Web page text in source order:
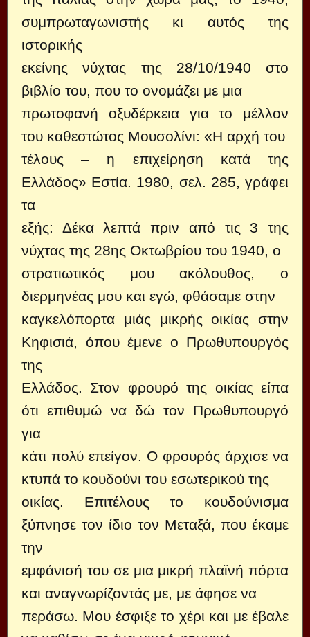
συμπρωταγωνιστής κι αυτός της
ιστορικής
εκείνης νύχτας της 28/10/1940 στο
βιβλίο του, που το ονομάζει με μια
πρωτοφανή οξυδέρκεια για το μέλλον
του καθεστώτος Μουσολίνι: «Η αρχή του
τέλους – η επιχείρηση κατά της
Ελλάδος» Εστία. 1980, σελ. 285, γράφει
τα
εξής: Δέκα λεπτά πριν από τις 3 της
νύχτας της 28ης Οκτωβρίου του 1940, ο
στρατιωτικός μου ακόλουθος, ο
διερμηνέας μου και εγώ, φθάσαμε στην
καγκελόπορτα μιάς μικρής οικίας στην
Κηφισιά, όπου έμενε ο Πρωθυπουργός
της
Ελλάδος. Στον φρουρό της οικίας είπα
ότι επιθυμώ να δώ τον Πρωθυπουργό
για
κάτι πολύ επείγον. Ο φρουρός άρχισε να
κτυπά το κουδούνι του εσωτερικού της
οικίας. Επιτέλους το κουδούνισμα
ξύπνησε τον ίδιο τον Μεταξά, που έκαμε
την
εμφάνισή του σε μια μικρή πλαϊνή πόρτα
και αναγνωρίζοντάς με, με άφησε να
περάσω. Μου έσφιξε το χέρι και με έβαλε